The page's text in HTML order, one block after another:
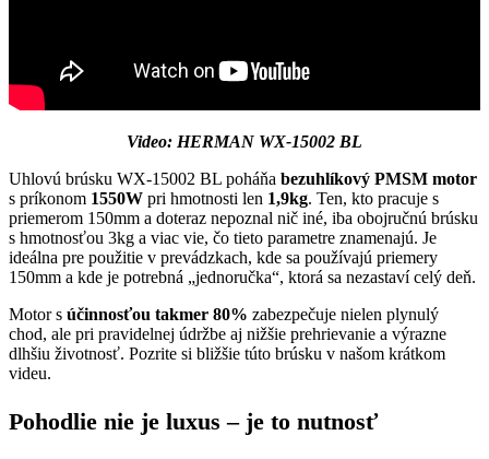
Video: HERMAN WX-15002 BL
Uhlovú brúsku WX-15002 BL poháňa bezuhlíkový PMSM motor
s príkonom 1550W pri hmotnosti len 1,9kg. Ten, kto pracuje s
priemerom 150mm a doteraz nepoznal nič iné, iba obojručnú brúsku
s hmotnosťou 3kg a viac vie, čo tieto parametre znamenajú. Je
ideálna pre použitie v prevádzkach, kde sa používajú priemery
150mm a kde je potrebná „jednoručka“, ktorá sa nezastaví celý deň.
Motor s účinnosťou takmer 80% zabezpečuje nielen plynulý
chod, ale pri pravidelnej údržbe aj nižšie prehrievanie a výrazne
dlhšiu životnosť. Pozrite si bližšie túto brúsku v našom krátkom
videu.
Pohodlie nie je luxus – je to nutnosť